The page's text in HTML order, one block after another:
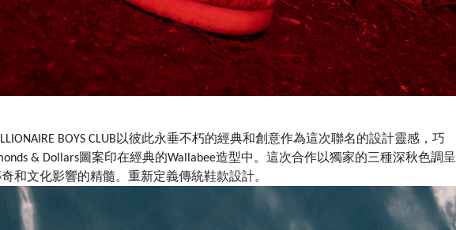
BOYS CLUB以彼此永垂不朽的經典和創意作為這次聯名的設計靈感， 巧
& Dollars圖案印在經典的Wallabee造型中。 這次合作以獨家的三種深秋色調呈
和文化影響的精髓。重新定義傳統鞋款設計。